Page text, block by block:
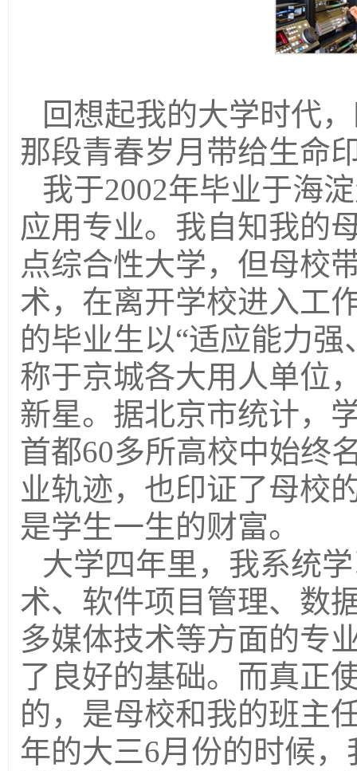
回想起我的大学时代
那段青春岁月带给生命
我于2002年毕业于海
应用专业。我自知我的
点综合性大学，但母校
术，在离开学校进入工
的毕业生以“适应能力
称于京城各大用人单位
新星。据北京市统计，
首都60多所高校中始终
业轨迹，也印证了母校
是学生一生的财富。
大学四年里，我系统
术、软件项目管理、数
多媒体技术等方面的专
了良好的基础。而真正
的，是母校和我的班主
年的大三6月份的时候